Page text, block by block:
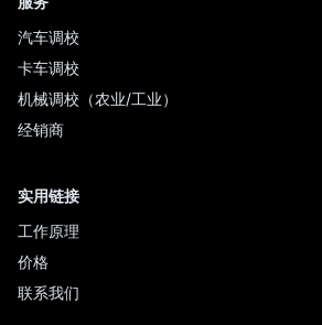
汽车调校
卡车调校
机械调校（农业/工业）
经销商
实用链接
工作原理
价格
联系我们